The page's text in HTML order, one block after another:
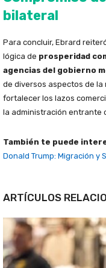
bilateral
Para concluir, Ebrard
lógica de prosperidad
agencias del gobierno
de diversos aspectos de
fortalecer los lazos
la administración entrante
También te puede
Donald Trump: Migración y
ARTÍCULOS